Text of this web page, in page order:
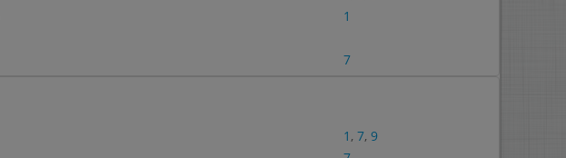
1
7
1 , 7, 9